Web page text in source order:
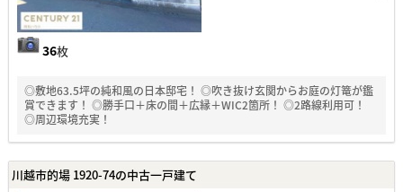
36枚
◎敷地63.5坪の純和風の日本邸宅！ ◎吹き抜け玄関からお庭の灯篭が鑑
賞できます！ ◎勝手口＋床の間＋広縁＋WIC2箇所！ ◎2路線利用可！
◎周辺環境充実！
川越市的場 1920-74の中古一戸建て